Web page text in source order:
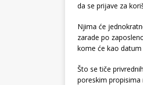
da se prijave za
Njima će
zarade po
kome će kao
Što se tiče
poreskim propisima